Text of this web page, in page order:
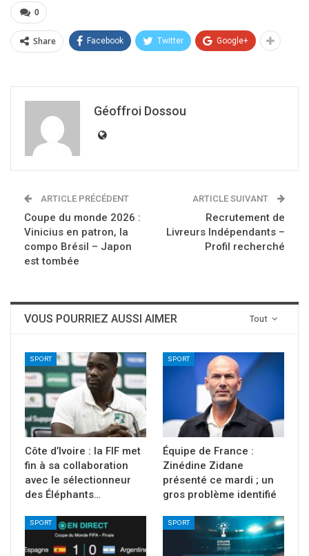
0
Share Facebook Twitter Google+
Géoffroi Dossou
ARTICLE PRÉCÉDENT
Coupe du monde 2026 :
Vinicius en patron, la
compo Brésil – Japon
est tombée
ARTICLE SUIVANT
Recrutement de
Livreurs Indépendants –
Profil recherché
Tout
VOUS POURRIEZ AUSSI AIMER
SPORT
Côte d’Ivoire : la FIF met
fin à sa collaboration
avec le sélectionneur
des Éléphants…
SPORT
Équipe de France :
Zinédine Zidane
présenté ce mardi ; un
gros problème identifié
SPORT SPORT